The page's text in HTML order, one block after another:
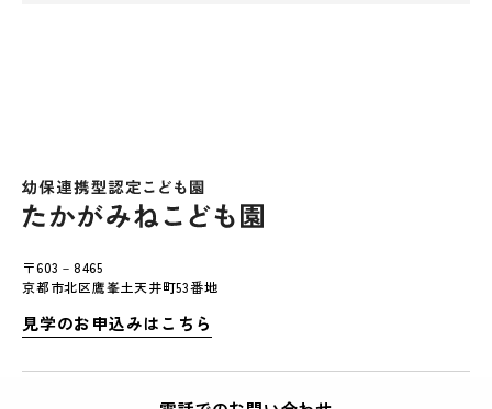
〒603－8465
京都市北区鷹峯土天井町53番地
見学のお申込みはこちら